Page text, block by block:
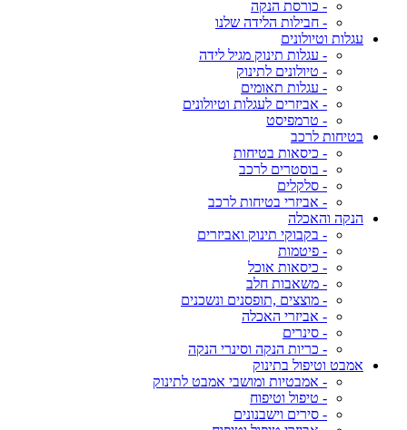
- כורסת הנקה
- חבילות הלידה שלנו
עגלות וטיולונים
- עגלות תינוק מגיל לידה
- טיולונים לתינוק
- עגלות תאומים
- אביזרים לעגלות וטיולונים
- טרמפיסט
בטיחות לרכב
- כיסאות בטיחות
- בוסטרים לרכב
- סלקלים
- אביזרי בטיחות לרכב
הנקה והאכלה
- בקבוקי תינוק ואביזרים
- פיטמות
- כיסאות אוכל
- משאבות חלב
- מוצצים ,תופסנים ונשכנים
- אביזרי האכלה
- סינרים
- כריות הנקה וסינרי הנקה
אמבט וטיפול בתינוק
- אמבטיות ומושבי אמבט לתינוק
- טיפול וטיפוח
- סירים וישבנונים